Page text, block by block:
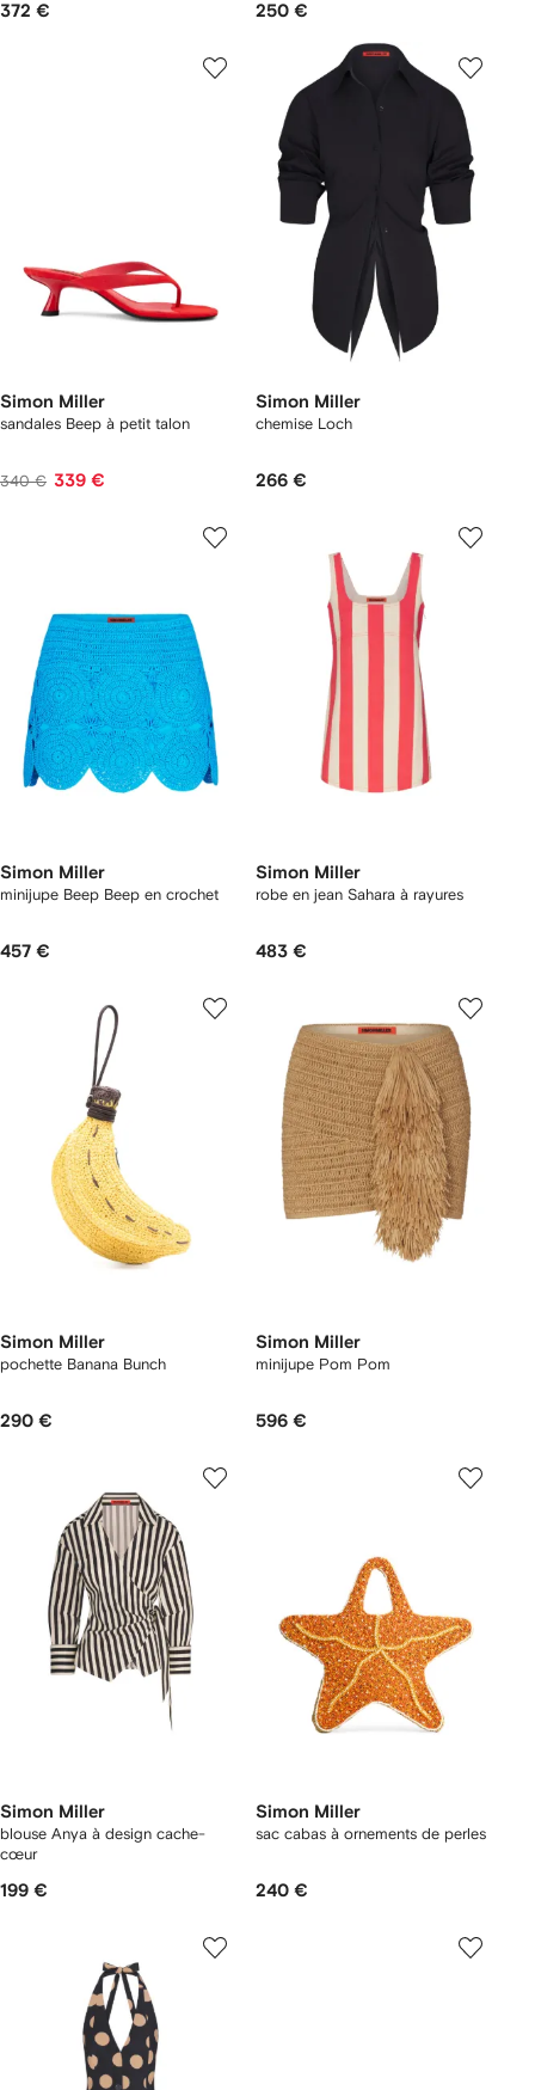
372 € 250 €
Simon Miller
sandales Beep à petit talon
340 € 339 €
Simon Miller
chemise Loch
266 €
Simon Miller
minijupe Beep Beep en crochet
457 €
Simon Miller
robe en jean Sahara à rayures
483 €
Simon Miller
pochette Banana Bunch
290 €
Simon Miller
minijupe Pom Pom
596 €
Simon Miller
blouse Anya à design cache-
cœur
199 €
Simon Miller
sac cabas à ornements de perles
240 €